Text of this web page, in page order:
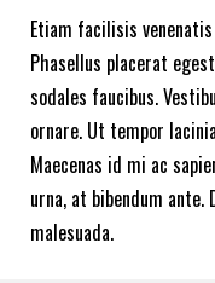
Etiam facilisis
Phasellus placerat
sodales faucibus.
ornare. Ut tempor
Maecenas id mi ac
urna, at bibendum ante.
malesuada.